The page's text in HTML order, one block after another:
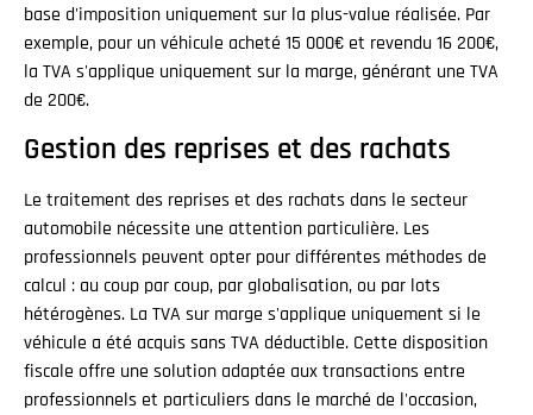
base d'imposition uniquement sur la plus-value réalisée. Par
exemple, pour un véhicule acheté 15 000€ et revendu 16 200€,
la TVA s'applique uniquement sur la marge, générant une TVA
de 200€.
Gestion des reprises et des rachats
Le traitement des reprises et des rachats dans le secteur
automobile nécessite une attention particulière. Les
professionnels peuvent opter pour différentes méthodes de
calcul : au coup par coup, par globalisation, ou par lots
hétérogènes. La TVA sur marge s'applique uniquement si le
véhicule a été acquis sans TVA déductible. Cette disposition
fiscale offre une solution adaptée aux transactions entre
professionnels et particuliers dans le marché de l'occasion,